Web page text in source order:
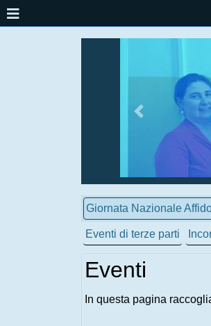
Giornata Nazionale
Eventi di terze parti
Eventi
In questa pagina